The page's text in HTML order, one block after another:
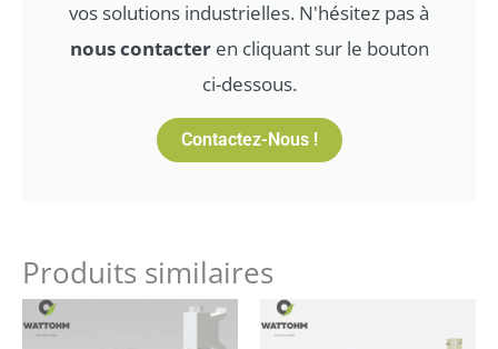
vos solutions industrielles. N'hésitez pas à
nous contacteren cliquant sur le bouton
ci-dessous.
Contactez-Nous !
Produits similaires